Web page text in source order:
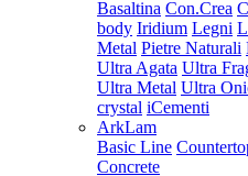
Basaltina Con.Crea
body Iridium Legni
Metal Pietre Naturali
Ultra Agata Ultra
Ultra Metal Ultra
crystal iCementi
ArkLam
Basic Line
Concrete